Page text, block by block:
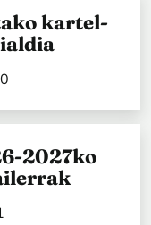
kartel-
2027ko